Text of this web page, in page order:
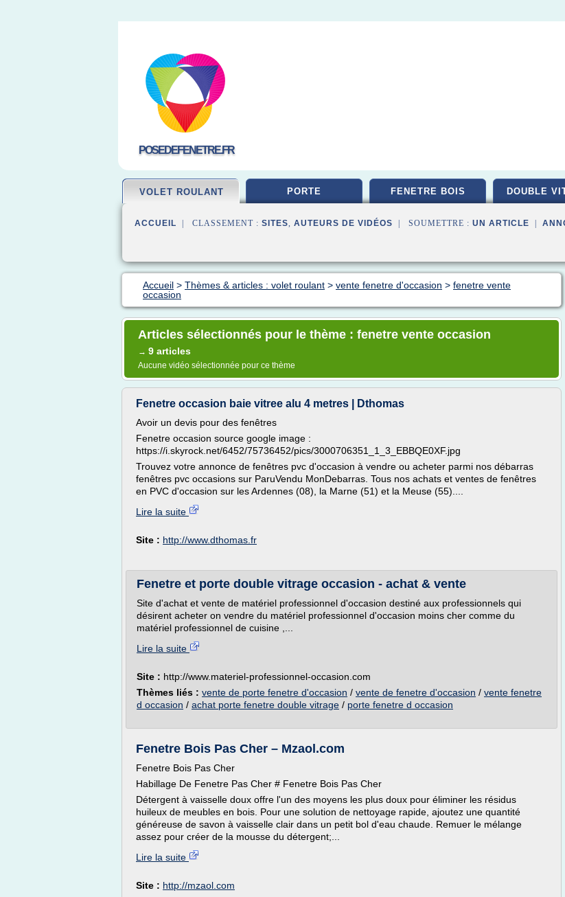
POSEDEFENETRE.FR
VOLET ROULANT PORTE FENETRE BOIS DOUBLE
ACCUEIL | CLASSEMENT : SITES, AUTEURS DE VIDÉOS | SOUMETTRE : UN ARTICLE
Accueil > Thèmes & articles : volet roulant > vente fenetre d'occasion > fenetre vente
occasion
Articles sélectionnés pour le thème : fenetre vente occasion
→ 9 articles
Aucune vidéo sélectionnée pour ce thème
Fenetre occasion baie vitree alu 4 metres | Dthomas
Avoir un devis pour des fenêtres
Fenetre occasion source google image :
https://i.skyrock.net/6452/75736452/pics/3000706351_1_3_EBBQE0XF.jpg
Trouvez votre annonce de fenêtres pvc d'occasion à vendre ou acheter parmi nos débarras
fenêtres pvc occasions sur ParuVendu MonDebarras. Tous nos achats et ventes de fenêtres
en PVC d'occasion sur les Ardennes (08), la Marne (51) et la Meuse (55)....
Lire la suite
Site : http://www.dthomas.fr
Fenetre et porte double vitrage occasion - achat & vente
Site d'achat et vente de matériel professionnel d'occasion destiné aux professionnels qui
désirent acheter on vendre du matériel professionnel d'occasion moins cher comme du
matériel professionnel de cuisine ,...
Lire la suite
Site : http://www.materiel-professionnel-occasion.com
Thèmes liés : vente de porte fenetre d'occasion / vente de fenetre d'occasion / vente fenetre
d occasion / achat porte fenetre double vitrage / porte fenetre d occasion
Fenetre Bois Pas Cher – Mzaol.com
Fenetre Bois Pas Cher
Habillage De Fenetre Pas Cher # Fenetre Bois Pas Cher
Détergent à vaisselle doux offre l'un des moyens les plus doux pour éliminer les résidus
huileux de meubles en bois. Pour une solution de nettoyage rapide, ajoutez une quantité
généreuse de savon à vaisselle clair dans un petit bol d'eau chaude. Remuer le mélange
assez pour créer de la mousse du détergent;...
Lire la suite
Site : http://mzaol.com